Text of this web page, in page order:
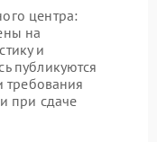
центра:
на
и
публикуются
требования
при сдаче